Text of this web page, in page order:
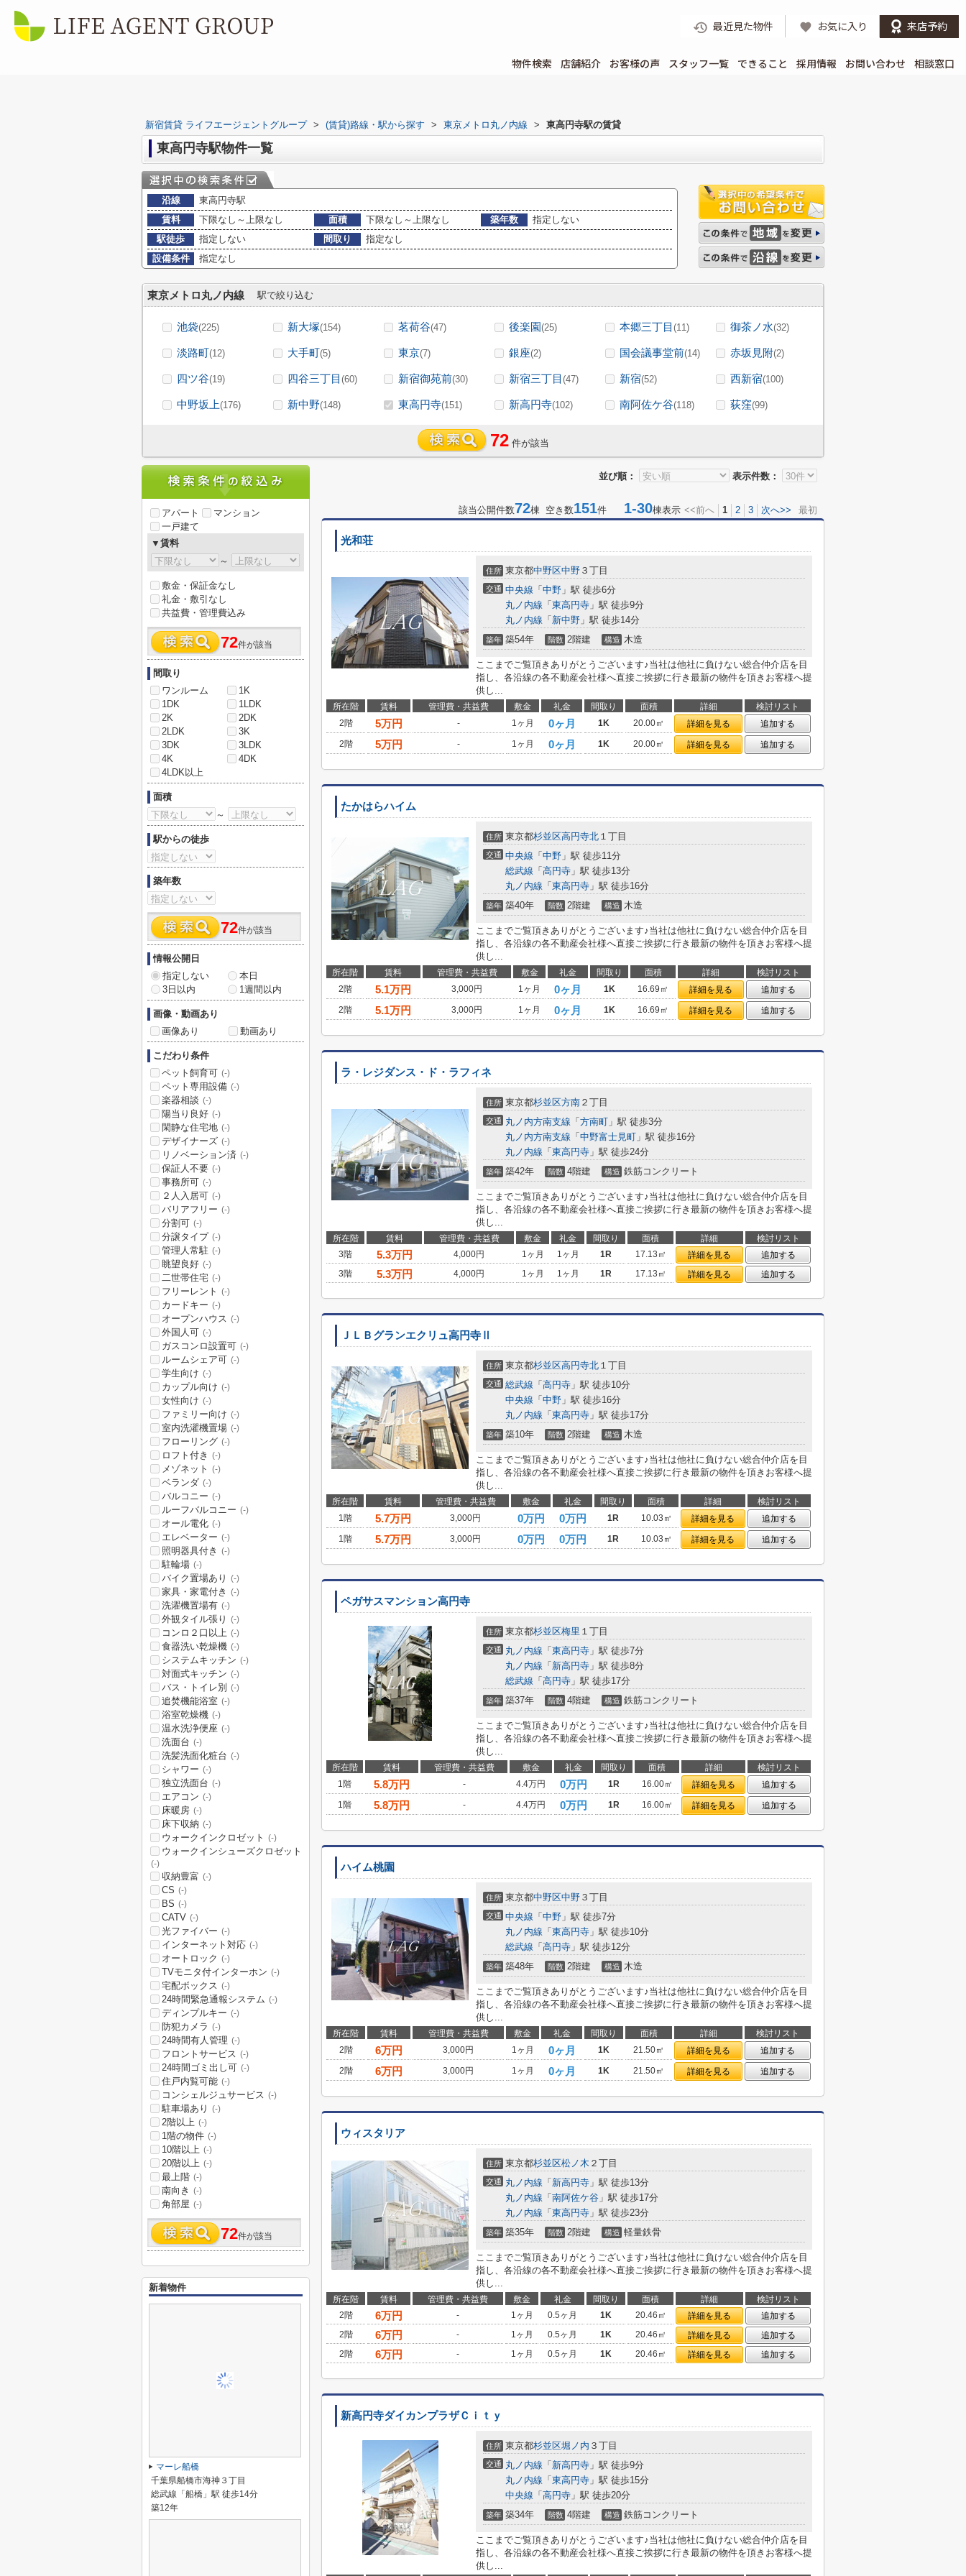
最近見た物件 お気に入り 来店予約
物件検索 店舗紹介 お客様の声 スタッフ一覧 できること 採用情報 お問い合わせ 相談窓口
新宿賃貸 ライフエージェントグループ > (賃貸)路線・駅から探す > 東京メトロ丸ノ内線 > 東高円寺駅の賃貸
東高円寺駅物件一覧
沿線
東高円寺駅
賃料
下限なし～上限なし 面積 下限なし～上限なし 築年数
指定しない
駅徒歩
指定しない 間取り
指定なし
設備条件
指定なし
東京メトロ丸ノ内線 駅で絞り込む
池袋(225) 新大塚(154) 茗荷谷(47) 後楽園(25) 本郷三丁目 (11) 御茶ノ水(32)
淡路町(12) 大手町(5) 東京(7) 銀座(2) 国会議事堂前(14) 赤坂見附(2)
四ツ谷(19) 四谷三丁目 (60) 新宿御苑前(30) 新宿三丁目 (47) 新宿(52) 西新宿(100)
中野坂上(176) 新中野(148) 東高円寺(151) 新高円寺(102) 南阿佐ケ谷(118) 荻窪(99)
72 件が該当
並び順： 表示件数：
該当公開件数72棟 空き数151件 1-30棟表示 <<前へ 1 2 3 次へ>> 最初
光和荘
住所 東京都中野区中野 ３丁目
交通 中央線 「 中野 」駅 徒歩6分
丸ノ内線 「 東高円寺 」駅 徒歩9分
丸ノ内線 「 新中野 」駅 徒歩14分
築年 築54年 階数 2階建 構造 木造
ここまでご覧頂きありがとうございます♪当社は他社に負けない総合仲介店を目
指し、各沿線の各不動産会社様へ直接ご挨拶に行き最新の物件を頂きお客様へ提
供し...
所在階 賃料 管理費・共益費 敷金 礼金 間取り 面積 詳細
検討リスト
2階
5万円 - 1ヶ月 0ヶ月 1K 20.00㎡ 詳細を見る
追加する
2階
5万円 - 1ヶ月 0ヶ月 1K 20.00㎡ 詳細を見る 追加する
たかはらハイム
住所 東京都杉並区高円寺北 １丁目
交通 中央線 「 中野 」駅 徒歩11分
総武線 「 高円寺 」駅 徒歩13分
丸ノ内線 「 東高円寺 」駅 徒歩16分
築年 築40年 階数 2階建 構造 木造
ここまでご覧頂きありがとうございます♪当社は他社に負けない総合仲介店を目
指し、各沿線の各不動産会社様へ直接ご挨拶に行き最新の物件を頂きお客様へ提
供し...
所在階 賃料 管理費・共益費 敷金 礼金 間取り 面積 詳細
検討リスト
2階
5.1万円 3,000円 1ヶ月 0ヶ月 1K 16.69㎡ 詳細を見る
追加する
2階
5.1万円 3,000円 1ヶ月 0ヶ月 1K 16.69㎡ 詳細を見る 追加する
ラ・レジダンス・ド・ラフィネ
住所 東京都杉並区方南 ２丁目
交通 丸ノ内方南支線 「 方南町 」駅 徒歩3分
丸ノ内方南支線 「 中野富士見町 」駅 徒歩16分
丸ノ内線 「 東高円寺 」駅 徒歩24分
築年 築42年 階数 4階建 構造 鉄筋コンクリート
ここまでご覧頂きありがとうございます♪当社は他社に負けない総合仲介店を目
指し、各沿線の各不動産会社様へ直接ご挨拶に行き最新の物件を頂きお客様へ提
供し...
所在階 賃料 管理費・共益費 敷金 礼金 間取り 面積 詳細
検討リスト
3階
5.3万円 4,000円 1ヶ月 1ヶ月 1R 17.13㎡ 詳細を見る
追加する
3階
5.3万円 4,000円 1ヶ月 1ヶ月 1R 17.13㎡ 詳細を見る 追加する
ＪＬＢグランエクリュ高円寺Ⅱ
住所 東京都杉並区高円寺北 １丁目
交通 総武線 「 高円寺 」駅 徒歩10分
中央線 「 中野 」駅 徒歩16分
丸ノ内線 「 東高円寺 」駅 徒歩17分
築年 築10年 階数 2階建 構造 木造
ここまでご覧頂きありがとうございます♪当社は他社に負けない総合仲介店を目
指し、各沿線の各不動産会社様へ直接ご挨拶に行き最新の物件を頂きお客様へ提
供し...
所在階 賃料 管理費・共益費 敷金 礼金 間取り 面積 詳細
検討リスト
1階
5.7万円 3,000円 0万円 0万円 1R 10.03㎡ 詳細を見る
追加する
1階
5.7万円 3,000円 0万円 0万円 1R 10.03㎡ 詳細を見る 追加する
ペガサスマンション高円寺
住所 東京都杉並区梅里 １丁目
交通 丸ノ内線 「 東高円寺 」駅 徒歩7分
丸ノ内線 「 新高円寺 」駅 徒歩8分
総武線 「 高円寺 」駅 徒歩17分
築年 築37年 階数 4階建 構造 鉄筋コンクリート
ここまでご覧頂きありがとうございます♪当社は他社に負けない総合仲介店を目
指し、各沿線の各不動産会社様へ直接ご挨拶に行き最新の物件を頂きお客様へ提
供し...
所在階 賃料 管理費・共益費 敷金 礼金 間取り 面積 詳細
検討リスト
1階
5.8万円 - 4.4万円 0万円 1R 16.00㎡ 詳細を見る
追加する
1階
5.8万円 - 4.4万円 0万円 1R 16.00㎡ 詳細を見る 追加する
ハイム桃園
住所 東京都中野区中野 ３丁目
交通 中央線 「 中野 」駅 徒歩7分
丸ノ内線 「 東高円寺 」駅 徒歩10分
総武線 「 高円寺 」駅 徒歩12分
築年 築48年 階数 2階建 構造 木造
ここまでご覧頂きありがとうございます♪当社は他社に負けない総合仲介店を目
指し、各沿線の各不動産会社様へ直接ご挨拶に行き最新の物件を頂きお客様へ提
供し...
所在階 賃料 管理費・共益費 敷金 礼金 間取り 面積 詳細
検討リスト
2階
6万円 3,000円 1ヶ月 0ヶ月 1K 21.50㎡ 詳細を見る
追加する
2階
6万円 3,000円 1ヶ月 0ヶ月 1K 21.50㎡ 詳細を見る 追加する
ウィスタリア
住所 東京都杉並区松ノ木 ２丁目
交通 丸ノ内線 「 新高円寺 」駅 徒歩13分
丸ノ内線 「 南阿佐ケ谷 」駅 徒歩17分
丸ノ内線 「 東高円寺 」駅 徒歩23分
築年 築35年 階数 2階建 構造 軽量鉄骨
ここまでご覧頂きありがとうございます♪当社は他社に負けない総合仲介店を目
指し、各沿線の各不動産会社様へ直接ご挨拶に行き最新の物件を頂きお客様へ提
供し...
所在階 賃料 管理費・共益費 敷金 礼金 間取り 面積 詳細
検討リスト
2階
6万円 - 1ヶ月 0.5ヶ月 1K 20.46㎡ 詳細を見る
追加する
2階
6万円 - 1ヶ月 0.5ヶ月 1K 20.46㎡ 詳細を見る
追加する
2階
6万円 - 1ヶ月 0.5ヶ月 1K 20.46㎡ 詳細を見る 追加する
新高円寺ダイカンプラザＣｉｔｙ
住所 東京都杉並区堀ノ内 ３丁目
交通 丸ノ内線 「 新高円寺 」駅 徒歩9分
丸ノ内線 「 東高円寺 」駅 徒歩15分
中央線 「 高円寺 」駅 徒歩20分
築年 築34年 階数 4階建 構造 鉄筋コンクリート
ここまでご覧頂きありがとうございます♪当社は他社に負けない総合仲介店を目
指し、各沿線の各不動産会社様へ直接ご挨拶に行き最新の物件を頂きお客様へ提
供し...
アパート
マンション
一戸建て
▼賃料
～
敷金・保証金なし
礼金・敷引なし
共益費・管理費込み
72件が該当
間取り
ワンルーム
1K
1DK
1LDK
2K
2DK
2LDK
3K
3DK
3LDK
4K
4DK
4LDK以上
面積
～
駅からの徒歩
築年数
72件が該当
情報公開日
指定しない
本日
3日以内
1週間以内
画像・動画あり
画像あり
動画あり
こだわり条件
ペット飼育可 (-)
ペット専用設備 (-)
楽器相談 (-)
陽当り良好 (-)
閑静な住宅地 (-)
デザイナーズ (-)
リノベーション済 (-)
保証人不要 (-)
事務所可 (-)
２人入居可 (-)
バリアフリー (-)
分割可 (-)
分譲タイプ (-)
管理人常駐 (-)
眺望良好 (-)
二世帯住宅 (-)
フリーレント (-)
カードキー (-)
オープンハウス (-)
外国人可 (-)
ガスコンロ設置可 (-)
ルームシェア可 (-)
学生向け (-)
カップル向け (-)
女性向け (-)
ファミリー向け (-)
室内洗濯機置場 (-)
フローリング (-)
ロフト付き (-)
メゾネット (-)
ベランダ (-)
バルコニー (-)
ルーフバルコニー (-)
オール電化 (-)
エレベーター (-)
照明器具付き (-)
駐輪場 (-)
バイク置場あり (-)
家具・家電付き (-)
洗濯機置場有 (-)
外観タイル張り (-)
コンロ２口以上 (-)
食器洗い乾燥機 (-)
システムキッチン (-)
対面式キッチン (-)
バス・トイレ別 (-)
追焚機能浴室 (-)
浴室乾燥機 (-)
温水洗浄便座 (-)
洗面台 (-)
洗髪洗面化粧台 (-)
シャワー (-)
独立洗面台 (-)
エアコン (-)
床暖房 (-)
床下収納 (-)
ウォークインクロゼット (-)
ウォークインシューズクロゼット
(-)
収納豊富 (-)
CS (-)
BS (-)
CATV (-)
光ファイバー (-)
インターネット対応 (-)
オートロック (-)
TVモニタ付インターホン (-)
宅配ボックス (-)
24時間緊急通報システム (-)
ディンプルキー (-)
防犯カメラ (-)
24時間有人管理 (-)
フロントサービス (-)
24時間ゴミ出し可 (-)
住戸内覧可能 (-)
コンシェルジュサービス (-)
駐車場あり (-)
2階以上 (-)
1階の物件 (-)
10階以上 (-)
20階以上 (-)
最上階 (-)
南向き (-)
角部屋 (-)
72件が該当
新着物件
マーレ船橋
千葉県船橋市海神３丁目
総武線「船橋」駅 徒歩14分
築12年